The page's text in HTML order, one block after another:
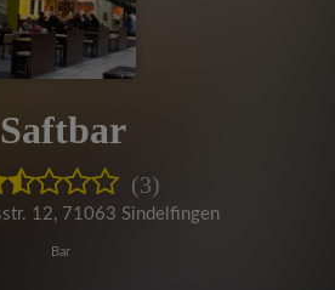
Saftbar
(3)
12, 71063 Sindelfingen
Bar